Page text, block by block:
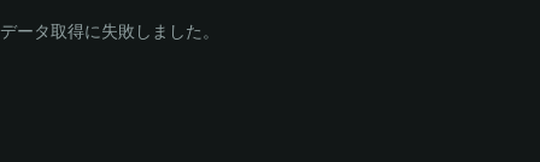
データ取得に失敗しました。